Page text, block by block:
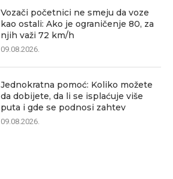
Vozači početnici ne smeju da voze
kao ostali: Ako je ograničenje 80, za
njih važi 72 km/h
09.08.2026.
Jednokratna pomoć: Koliko možete
da dobijete, da li se isplaćuje više
puta i gde se podnosi zahtev
09.08.2026.